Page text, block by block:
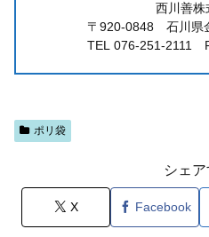
西川善株
〒920-0848 石川県
TEL 076-251-2111
ポリ袋
シェア
X Facebook